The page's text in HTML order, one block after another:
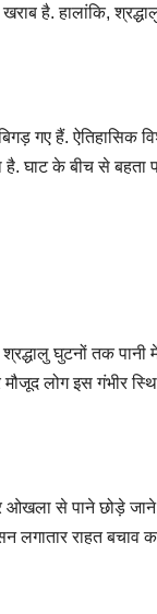
है. हालांकि,
गए हैं. ऐतिहासिक
घाट के बीच से बहता
घुटनों तक
लोग इस गंभीर
से पाने छोड़े
लगातार राहत बचाव